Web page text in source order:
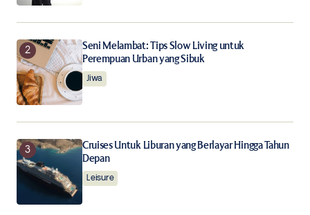
Notify me of new posts by email.
Submit Comment
Seni Melambat: Tips Slow Living untuk
Perempuan Urban yang Sibuk
Jiwa
Cruises Untuk Liburan yang Berlayar Hingga Tahun
Depan
Leisure